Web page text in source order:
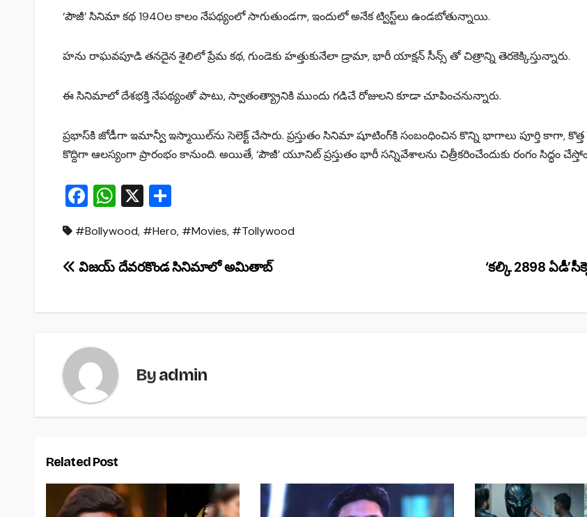
‘పౌజీ’ సినిమా కథ 1940ల కాలం నేపథ్యంలో సాగుతుండగా, ఇందులో అనేక ట్విస్ట్‌లు ఉండబోతున్నాయి.
హను రాఘవపూడి తనదైన శైలిలో ప్రేమ కథ, గుండెకు హత్తుకునేలా డ్రామా, భారీ యాక్షన్ సీన్స్ తో చిత్రాన్ని తెరకెక్కిస్తున్నారు.
ఈ సినిమాలో దేశభక్తి నేపథ్యంతో పాటు, స్వాతంత్య్రానికి ముందు గడిచే రోజులని కూడా చూపించనున్నారు.
ప్రభాస్‌కి జోడీగా ఇమాన్వీ ఇస్మాయిల్‌ను సెలెక్ట్ చేసారు. ప్ర‌స్తుతం సినిమా షూటింగ్‌కి సంబంధించిన కొన్ని భాగాలు పూర్తి కాగా,
కొద్దిగా ఆలస్యంగా ప్రారంభం కానుంది. అయితే, ‘పౌజీ’ యూనిట్ ప్రస్తుతం భారీ స‌న్నివేశాల‌ను చిత్రీక‌రించేందుకు రంగం సిద్ధం
F
c
e
o
k
W
at
s
p
X
ar
e
#Bollywood, #Hero, #Movies, #Tollywood
Post
‘కల్కి 2898
విజయ్ దేవరకొండ సినిమాలో అమితాబ్
Byadmin
Related Post